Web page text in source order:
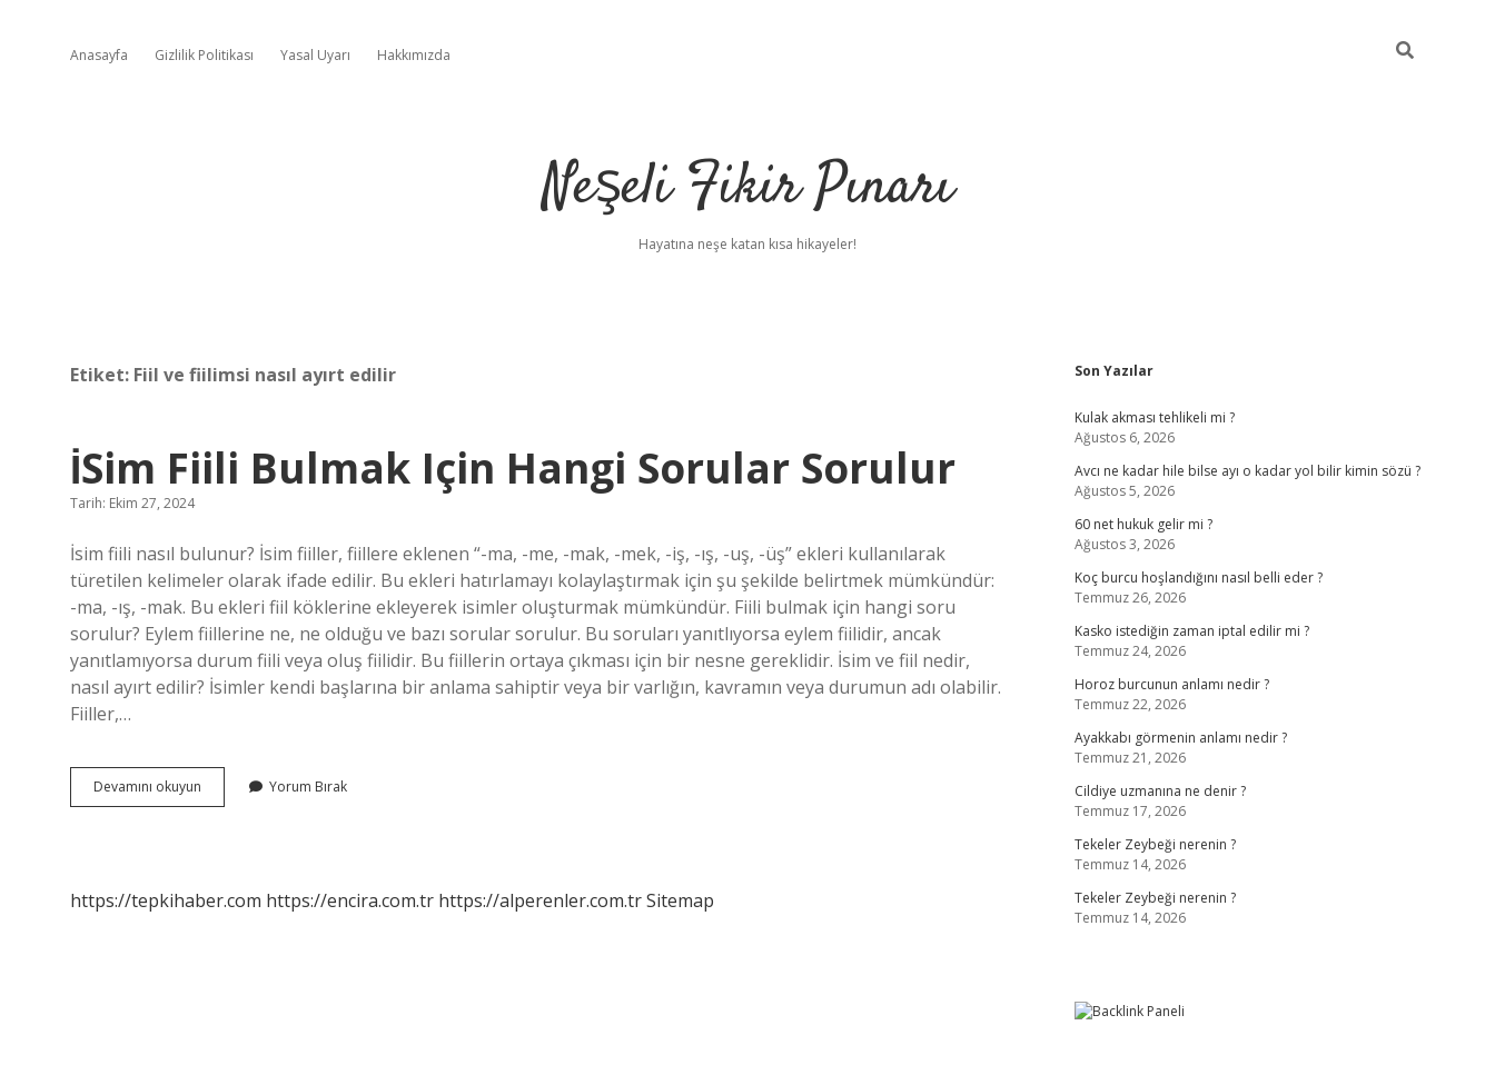
Anasayfa Gizlilik Politikası Yasal Uyarı Hakkımızda
Neşeli Fikir Pınarı
Hayatına neşe katan kısa hikayeler!
Etiket: Fiil ve fiilimsi nasıl ayırt edilir
İSim Fiili Bulmak Için Hangi Sorular Sorulur
Tarih: Ekim 27, 2024
İsim fiili nasıl bulunur? İsim fiiller, fiillere eklenen “-ma, -me, -mak, -mek, -iş, -ış, -uş, -üş” ekleri kullanılarak
türetilen kelimeler olarak ifade edilir. Bu ekleri hatırlamayı kolaylaştırmak için şu şekilde belirtmek mümkündür:
-ma, -ış, -mak. Bu ekleri fiil köklerine ekleyerek isimler oluşturmak mümkündür. Fiili bulmak için hangi soru
sorulur? Eylem fiillerine ne, ne olduğu ve bazı sorular sorulur. Bu soruları yanıtlıyorsa eylem fiilidir, ancak
yanıtlamıyorsa durum fiili veya oluş fiilidir. Bu fiillerin ortaya çıkması için bir nesne gereklidir. İsim ve fiil nedir,
nasıl ayırt edilir? İsimler kendi başlarına bir anlama sahiptir veya bir varlığın, kavramın veya durumun adı olabilir.
Fiiller,…
Devamını okuyun
Fiili
Sorulur
Yorum Bırak
https://tepkihaber.com https://encira.com.tr https://alperenler.com.trSitemap
Sidebar
Son Yazılar
Kulak akması tehlikeli mi ?
Ağustos 6, 2026
Avcı ne kadar hile bilse ayı o kadar yol bilir kimin sözü ?
Ağustos 5, 2026
60 net hukuk gelir mi ?
Ağustos 3, 2026
Koç burcu hoşlandığını nasıl belli eder ?
Temmuz 26, 2026
Kasko istediğin zaman iptal edilir mi ?
Temmuz 24, 2026
Horoz burcunun anlamı nedir ?
Temmuz 22, 2026
Ayakkabı görmenin anlamı nedir ?
Temmuz 21, 2026
Cildiye uzmanına ne denir ?
Temmuz 17, 2026
Tekeler Zeybeği nerenin ?
Temmuz 14, 2026
Tekeler Zeybeği nerenin ?
Temmuz 14, 2026